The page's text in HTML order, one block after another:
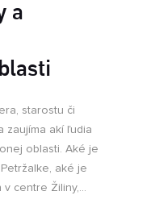
a
starostu či
zaujíma akí ľudia
oblasti. Aké je
aké je
centre Žiliny,...